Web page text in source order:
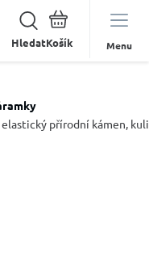
Hledat Menu
přírodní kámen,